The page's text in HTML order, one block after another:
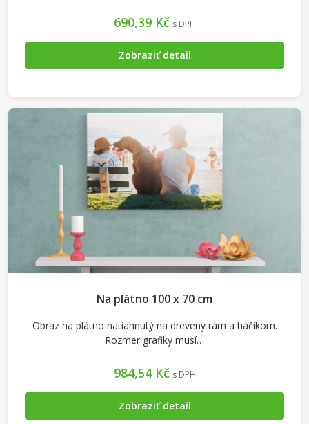
690,39 Kč s DPH
Zobraziť detail
Na plátno 100 x 70 cm
Obraz na plátno natiahnutý na drevený rám a háčikom.
Rozmer grafiky musí…
984,54 Kč s DPH
Zobraziť detail